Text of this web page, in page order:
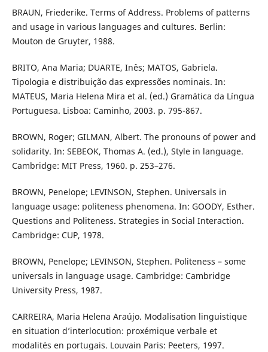
BRAUN, Friederike. Terms of Address. Problems of patterns
and usage in various languages and cultures. Berlin:
Mouton de Gruyter, 1988.
BRITO, Ana Maria; DUARTE, Inês; MATOS, Gabriela.
Tipologia e distribuição das expressões nominais. In:
MATEUS, Maria Helena Mira et al. (ed.) Gramática da Língua
Portuguesa. Lisboa: Caminho, 2003. p. 795-867.
BROWN, Roger; GILMAN, Albert. The pronouns of power and
solidarity. In: SEBEOK, Thomas A. (ed.), Style in language.
Cambridge: MIT Press, 1960. p. 253–276.
BROWN, Penelope; LEVINSON, Stephen. Universals in
language usage: politeness phenomena. In: GOODY, Esther.
Questions and Politeness. Strategies in Social Interaction.
Cambridge: CUP, 1978.
BROWN, Penelope; LEVINSON, Stephen. Politeness – some
universals in language usage. Cambridge: Cambridge
University Press, 1987.
CARREIRA, Maria Helena Araújo. Modalisation linguistique
en situation d’interlocution: proxémique verbale et
modalités en portugais. Louvain Paris: Peeters, 1997.